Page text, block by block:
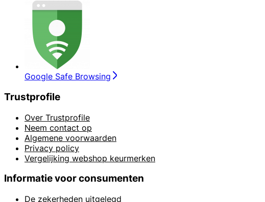
Google Safe Browsing
Trustprofile
Over Trustprofile
Neem contact op
Algemene voorwaarden
Privacy policy
Vergelijking webshop keurmerken
Informatie voor consumenten
De zekerheden uitgelegd